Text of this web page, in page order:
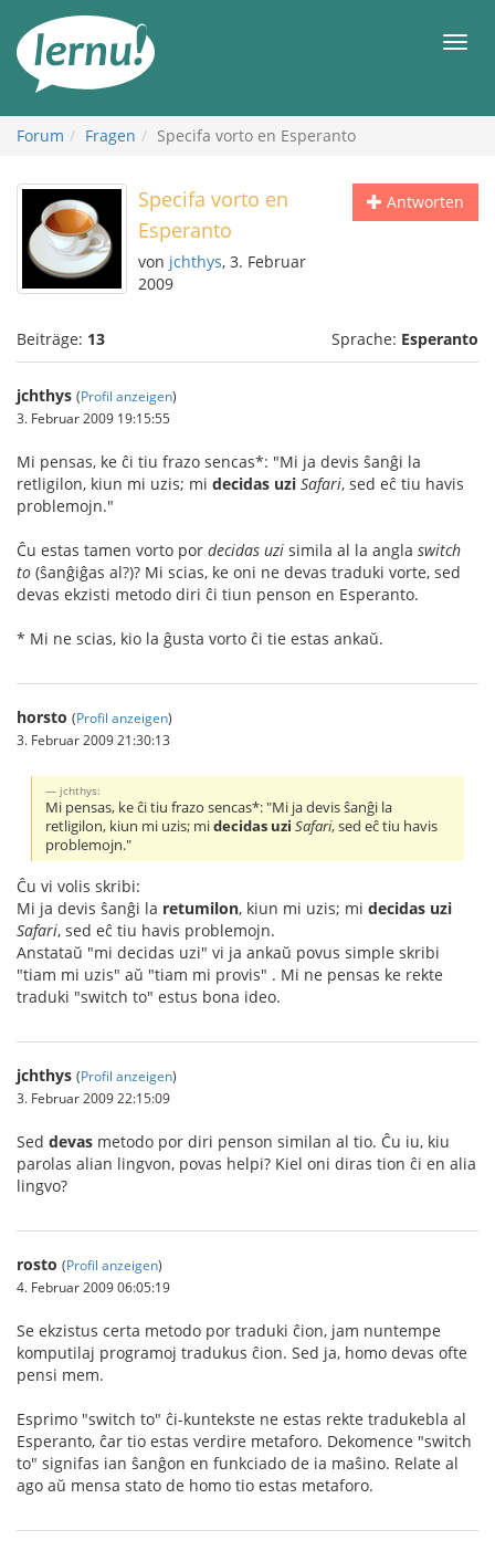
Inhalt
Forum Fragen Specifa vorto en Esperanto
Antworten
Specifa vorto en
Esperanto
von jchthys, 3. Februar
2009
Beiträge: 13 Sprache: Esperanto
jchthys (Profil anzeigen)
3. Februar 2009 19:15:55
Mi pensas, ke ĉi tiu frazo sencas*: "Mi ja devis ŝanĝi la
retligilon, kiun mi uzis; mi decidas uzi Safari, sed eĉ tiu havis
problemojn."
Ĉu estas tamen vorto por decidas uzi simila al la angla switch
to (ŝanĝiĝas al?)? Mi scias, ke oni ne devas traduki vorte, sed
devas ekzisti metodo diri ĉi tiun penson en Esperanto.
* Mi ne scias, kio la ĝusta vorto ĉi tie estas ankaŭ.
horsto (Profil anzeigen)
3. Februar 2009 21:30:13
jchthys:
Mi pensas, ke ĉi tiu frazo sencas*: "Mi ja devis ŝanĝi la
retligilon, kiun mi uzis; midecidas uzi Safari, sed eĉ tiu havis
problemojn."
Ĉu vi volis skribi:
Mi ja devis ŝanĝi la retumilon, kiun mi uzis; mi decidas uzi
Safari, sed eĉ tiu havis problemojn.
Anstataŭ "mi decidas uzi" vi ja ankaŭ povus simple skribi
"tiam mi uzis" aŭ "tiam mi provis" . Mi ne pensas ke rekte
traduki "switch to" estus bona ideo.
jchthys (Profil anzeigen)
3. Februar 2009 22:15:09
Sed devas metodo por diri penson similan al tio. Ĉu iu, kiu
parolas alian lingvon, povas helpi? Kiel oni diras tion ĉi en alia
lingvo?
rosto (Profil anzeigen)
4. Februar 2009 06:05:19
Se ekzistus certa metodo por traduki ĉion, jam nuntempe
komputilaj programoj tradukus ĉion. Sed ja, homo devas ofte
pensi mem.
Esprimo "switch to" ĉi-kuntekste ne estas rekte tradukebla al
Esperanto, ĉar tio estas verdire metaforo. Dekomence "switch
to" signifas ian ŝanĝon en funkciado de ia maŝino. Relate al
ago aŭ mensa stato de homo tio estas metaforo.